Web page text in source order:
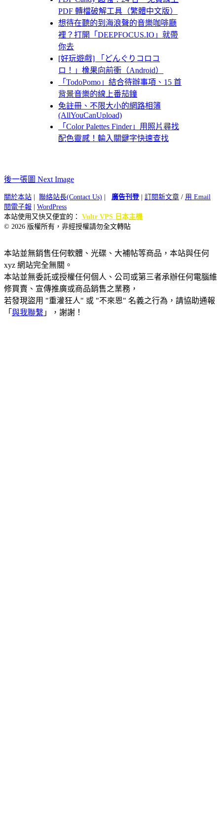
PDF 轉檔破解工具（繁體中文版）
想待在聽的到海浪聲的音樂咖啡廳
裡？打開「DEEPFOCUS.IO」就帶
你去
[好玩遊戲] 「どんぐりコロコ
ロ！」橡果向前衝（Android）
「TodoPomo」結合待辦事項、15 首
背景音樂的線上番茄鐘
免註冊、不限大小的網路相簿
(AllYouCanUpload)
「Color Palettes Finder」用照片尋找
配色靈感！輸入關鍵字快速查找
後一張圖 Next Image
關於本站 聯絡站長(Contact Us) 廣告刊登| 訂閱新文章 / 用 Email
閱電子報
WordPress
本站使用又快又便宜的： Vultr VPS 日本主機
© 2026 版權所有，非經授權請勿全文轉貼
本站並無銷售任何軟體、光碟、大補帖等商品，本站與任何
xyz 網站完全無關。
本站並無委託或授權任何個人、公司或第三者承辦任何電腦維
修買賣、宣傳推廣或商品銷售之業務，
若發現盜用 "重灌狂人" 或 "不來恩" 名義之行為，請協助通報
「 與我聯繫 」，謝謝！